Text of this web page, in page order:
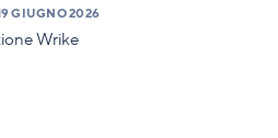
GIUGNO 2026
Wrike